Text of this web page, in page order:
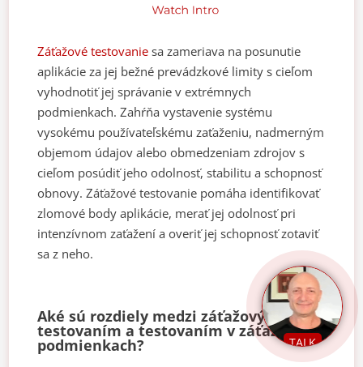
Záťažové testovanie sa zameriava na posunutie
aplikácie za jej bežné prevádzkové limity s cieľom
vyhodnotiť jej správanie v extrémnych
podmienkach. Zahŕňa vystavenie systému
vysokému používateľskému zaťaženiu, nadmerným
objemom údajov alebo obmedzeniam zdrojov s
cieľom posúdiť jeho odolnosť, stabilitu a schopnosť
obnovy. Záťažové testovanie pomáha identifikovať
zlomové body aplikácie, merať jej odolnosť pri
intenzívnom zaťažení a overiť jej schopnosť zotaviť
sa z neho.
Aké sú rozdiely medzi záťažovým
testovaním a testovaním v záťažových
podmienkach? TALK